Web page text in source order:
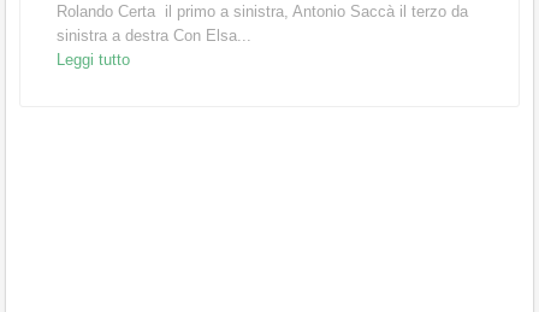
Rolando Certa il primo a sinistra, Antonio Saccà il terzo da
sinistra a destra Con Elsa...
Leggi tutto